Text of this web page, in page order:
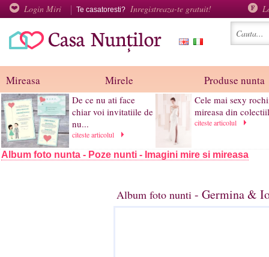
Login Miri Te casatoresti? Inregistreaza-te gratuit!
Mireasa Mirele Produse nunta
De ce nu ati face
chiar voi invitatiile de
nu...
citeste articolul
Cele mai sexy
mireasa din
citeste articolul
Album foto nunta - Poze nunti - Imagini mire si mireasa
Album foto nunti - Germina &